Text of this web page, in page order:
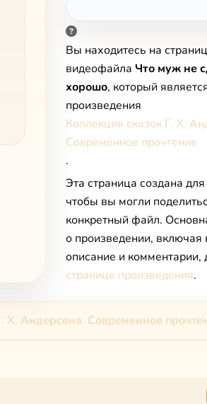
Вы находитесь на
видеофайла Что муж не
хорошо, который
произведения
Коллекция сказок Г. Х.
Современное прочтение
.
Эта страница создана для
чтобы вы могли
конкретный файл.
о произведении,
описание и комментарии,
странице произведения.
Х. Андерсена. Современное